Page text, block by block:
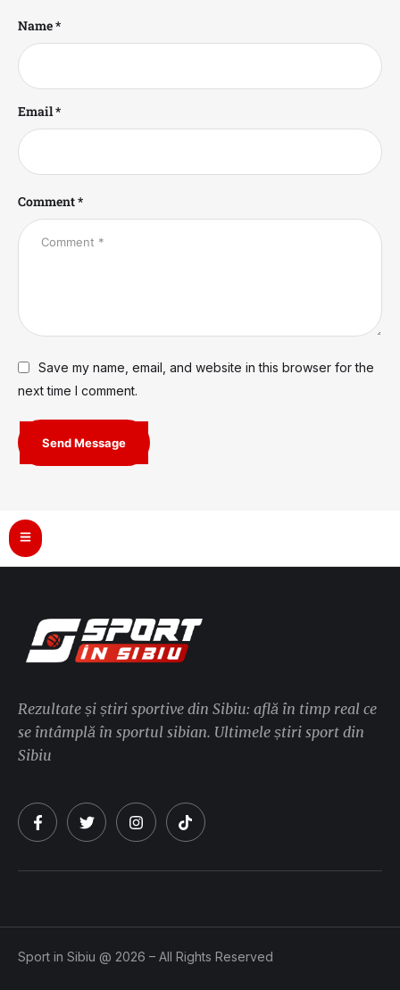
Comment *
Name *
Email *
Save my name, email, and website in this browser for the
next time I comment.
Send Message
Rezultate și știri sportive din Sibiu: află în timp real ce
se întâmplă în sportul sibian. Ultimele știri sport din
Sibiu
Sport in Sibiu @ 2026 – All Rights Reserved